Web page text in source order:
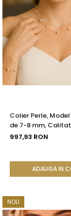
Colier Perle,
de 7-8 mm,
Aur 14K | KASKADDA®
997,93 RON
ADAUGA IN
NOU